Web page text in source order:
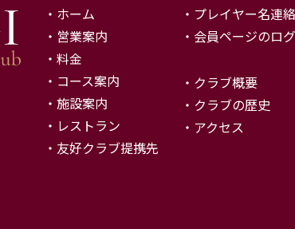
ホーム
営業案内
料金
コース案内
施設案内
レストラン
友好クラブ提携先
プレイヤー名連
会員ページのロ
クラブ概要
クラブの歴史
アクセス